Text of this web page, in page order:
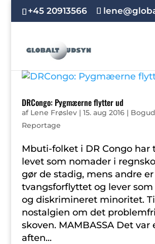
+45 20913566
DRCongo: Pygmæerne flytter ud
af Lene Frøslev| 15. aug 2016|
Reportage
Mbuti-folket i DR Congo har
levet som nomader i
gør de stadig, mens andre
tvangsforflyttet og lever
og diskrimineret minoritet.
nostalgien om det
skoven. MAMBASSA Det var
aften...